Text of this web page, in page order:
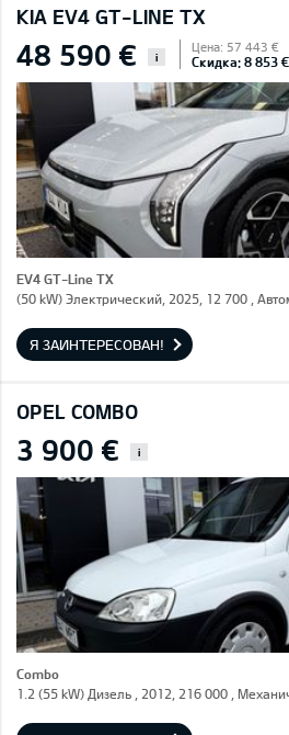
KIA EV4 GT-LINE TX
48 590 € i
Цена: 57 443 €
Скидка: 8 853 €
EV4 GT-Line TX
(50 kW) Электрический, 2025, 12 700 ,
Я ЗАИНТЕРЕСОВАН!
OPEL COMBO
3 900 € i
Combo
1.2 (55 kW) Дизель , 2012, 216 000 ,